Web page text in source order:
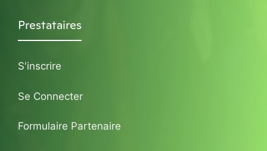
Prestataires
S'inscrire
Se Connecter
Formulaire Partenaire